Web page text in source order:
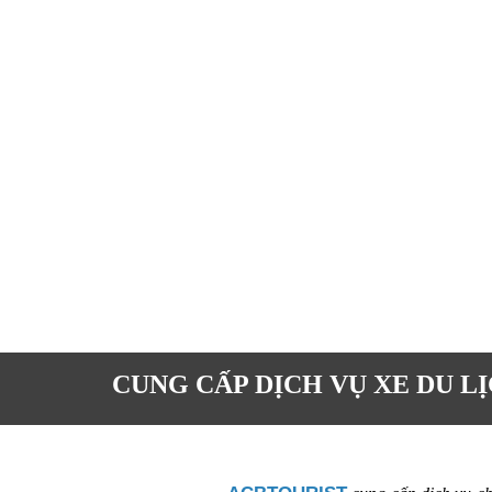
CUNG CẤP DỊCH VỤ XE DU